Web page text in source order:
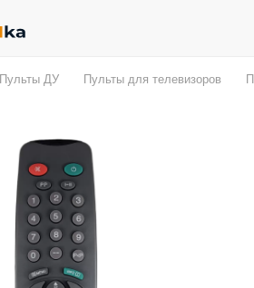
Пульты ДУ Пульты для телевизоров